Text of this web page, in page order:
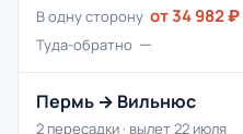
В одну сторону от 34 982 ₽
Туда-обратно —
Пермь → Вильнюс
2 пересадки · вылет 22 июля